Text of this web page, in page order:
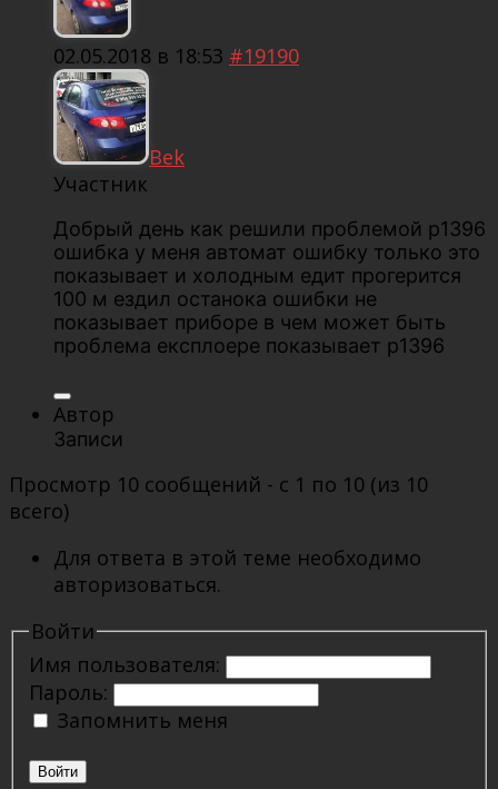
02.05.2018 в 18:53 #19190
Bek
Участник
Добрый день как решили проблемой р1396
ошибка у меня автомат ошибку только это
показывает и холодным едит прогерится
100 м ездил останока ошибки не
показывает приборе в чем может быть
проблема експлоере показывает р1396
Автор
Записи
Просмотр 10 сообщений - с 1 по 10 (из 10
всего)
Для ответа в этой теме необходимо
авторизоваться.
Войти
Имя пользователя:
Пароль:
Запомнить меня
Войти